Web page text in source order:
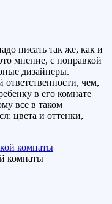
писать так же, как и
мнение, с поправкой
дизайнеры.
чем,
в его комнате
все в таком
цвета и оттенки,
комнаты